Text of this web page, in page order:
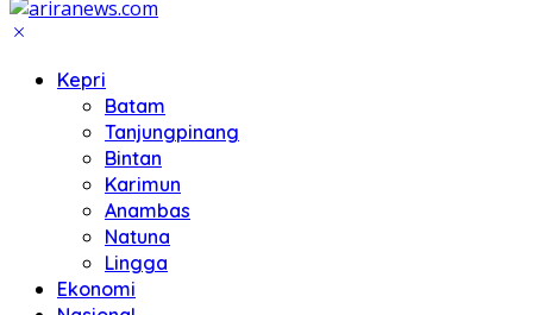
Kepri
Batam
Tanjungpinang
Bintan
Karimun
Anambas
Natuna
Lingga
Ekonomi